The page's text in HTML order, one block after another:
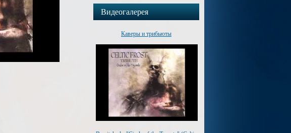
Видеогалерея
Каверы и трибьюты